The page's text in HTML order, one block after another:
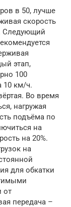
в 50, лучше
скорость
Следующий
этап,
100
10 км/ч.
Во время
нагружая
подъёма по
на
на 20%.
на
для обкатки
от
передача –